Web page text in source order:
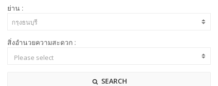
ย่าน :
สิ่งอำนวยความสะดวก :
SEARCH